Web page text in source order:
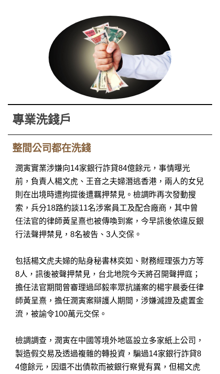
專業洗錢戶
整間公司都在洗錢
潤寅實業涉嫌向14家銀行詐貸84億餘元，事情曝光
前，負責人楊文虎、王音之夫婦潛逃香港，兩人的女兒
則在出境時遭拘提後遭羈押禁見。檢調昨再次發動搜
索，兵分18路約談11名涉案員工及配合廠商，其中曾
任法官的律師黃呈熹也被傳喚到案，今早訊後依違反銀
行法聲押禁見，8名被告、3人交保。
包括楊文虎夫婦的貼身秘書林奕如、財務經理張力方等
8人，訊後被聲押禁見，台北地院今天將召開聲押庭；
擔任法官期間曾審理過邱毅率眾抗議案的楊宇晨委任律
師黃呈熹，擔任潤寅案辯護人期間，涉嫌滅證及處置金
流，被諭令100萬元交保。
檢調調查，潤寅在中國等境外地區設立多家紙上公司，
製造假交易及透過複雜的轉投資，騙過14家銀行詐貸8
4億餘元，因還不出債款而被銀行察覺有異，但楊文虎